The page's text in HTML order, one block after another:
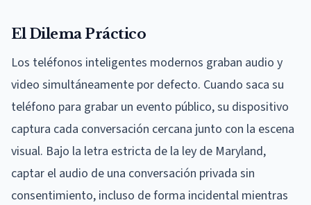
El Dilema Práctico
Los teléfonos inteligentes modernos graban audio y
video simultáneamente por defecto. Cuando saca su
teléfono para grabar un evento público, su dispositivo
captura cada conversación cercana junto con la escena
visual. Bajo la letra estricta de la ley de Maryland,
captar el audio de una conversación privada sin
consentimiento, incluso de forma incidental mientras